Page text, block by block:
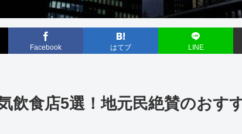
Facebook はてブ LINE
飲食店5選！地元民絶賛のおす